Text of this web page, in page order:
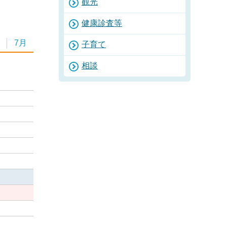
7月
観光
健康診査等
子育て
相談